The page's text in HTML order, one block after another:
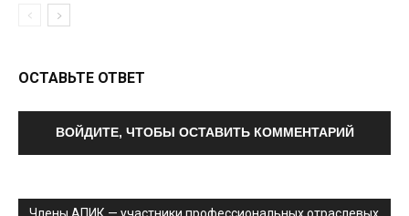
ОСТАВЬТЕ ОТВЕТ
ВОЙДИТЕ, ЧТОБЫ ОСТАВИТЬ КОММЕНТАРИЙ